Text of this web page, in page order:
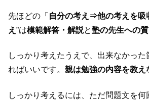
先ほどの「 自分の考え⇒他の考えを吸
え ”は模範解答・解説と塾の先生への
しっかり考えたうえで、出来なかっ
ればいいです。 親は勉強の内容を教え
しっかり考えるには、ただ問題文を